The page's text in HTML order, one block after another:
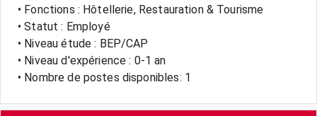
• Fonctions : Hôtellerie, Restauration & Tourisme
• Statut : Employé
• Niveau étude : BEP/CAP
• Niveau d'expérience : 0-1 an
• Nombre de postes disponibles: 1